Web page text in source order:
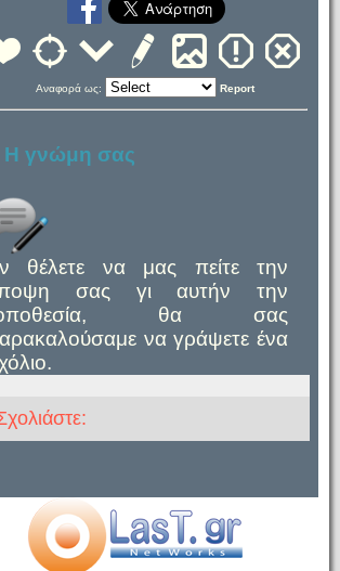
Αναφορά ως: Report
Η γνώμη σας
θέλετε να μας πείτε την
σας γι αυτήν την
θα σας
να γράψετε ένα